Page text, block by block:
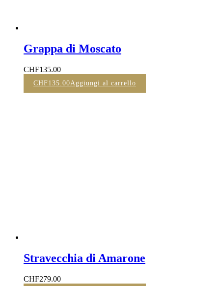
Grappa di Moscato
CHF135.00
CHF135.00Aggiungi al carrello
Stravecchia di Amarone
CHF279.00